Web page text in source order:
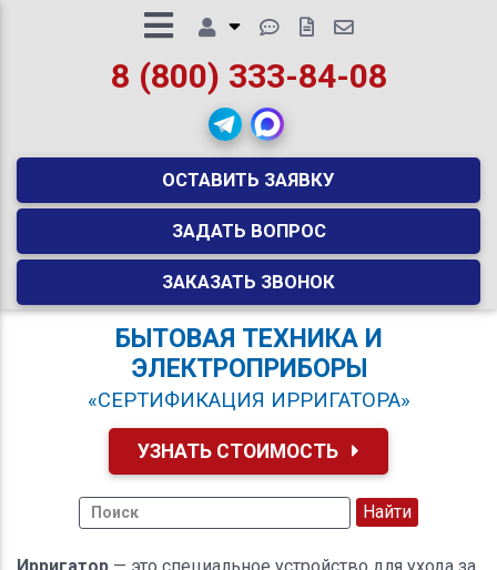
8 (800) 333-84-08
ОСТАВИТЬ ЗАЯВКУ
ЗАДАТЬ ВОПРОС
ЗАКАЗАТЬ ЗВОНОК
БЫТОВАЯ ТЕХНИКА И
ЭЛЕКТРОПРИБОРЫ
«СЕРТИФИКАЦИЯ ИРРИГАТОРА»
УЗНАТЬ СТОИМОСТЬ
Ирригатор — это специальное устройство для ухода за